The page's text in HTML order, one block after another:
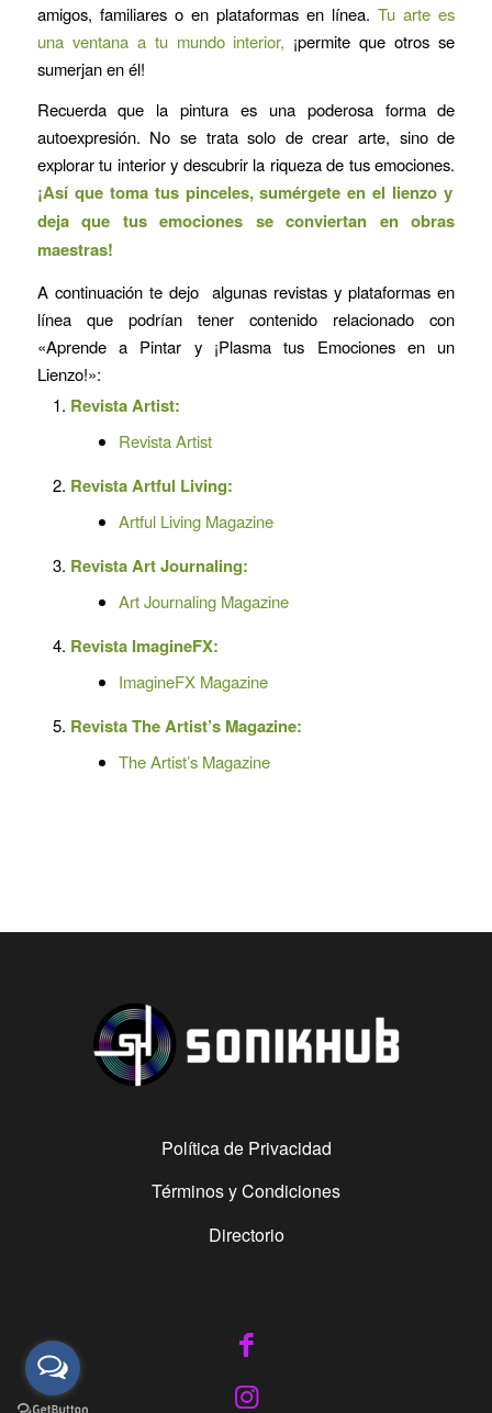
amigos, familiares o en plataformas en línea. Tu arte es
una ventana a tu mundo interior, ¡permite que otros se
sumerjan en él!
Recuerda que la pintura es una poderosa forma de
autoexpresión. No se trata solo de crear arte, sino de
explorar tu interior y descubrir la riqueza de tus emociones.
¡Así que toma tus pinceles, sumérgete en el lienzo y
deja que tus emociones se conviertan en obras
maestras!
A continuación te dejo algunas revistas y plataformas en
línea que podrían tener contenido relacionado con
«Aprende a Pintar y ¡Plasma tus Emociones en un
Lienzo!»:
Revista Artist:
Revista Artist
Revista Artful Living:
Artful Living Magazine
Revista Art Journaling:
Art Journaling Magazine
Revista ImagineFX:
ImagineFX Magazine
Revista The Artist’s Magazine:
The Artist’s Magazine
Política de Privacidad
Términos y Condiciones
Directorio